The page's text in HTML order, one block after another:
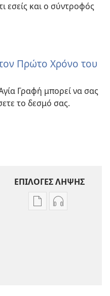
εσείς και ο σύντροφός
Πρώτο Χρόνο του
Γραφή μπορεί να σας
το δεσμό σας.
ΕΠΙΛΟΓΕΣ ΛΗΨΗΣ
ΕπιλογέςΕπιλογές